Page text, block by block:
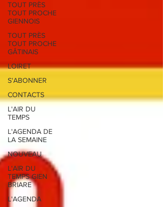
TOUT PRÈS
TOUT PROCHE
GIENNOIS
TOUT PRÈS
TOUT PROCHE
GÂTINAIS
LOIRET
S'ABONNER
CONTACTS
L'AIR DU
TEMPS
L'AGENDA DE
LA SEMAINE
NOUVEAU
L'AIR DU
TEMPS GIEN
BRIARE
L'AGENDA